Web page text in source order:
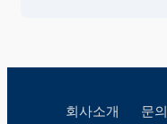
회사소개 문의